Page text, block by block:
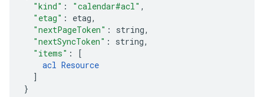
"kind" : "calendar#acl" ,
"etag" : etag,
"nextPageToken" : string,
"nextSyncToken" : string,
"items" :
[
acl Resource
]
}